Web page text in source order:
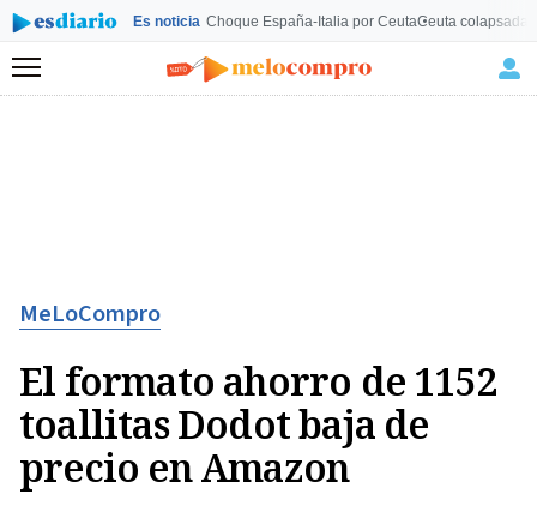
Es noticia Choque España-Italia por CeutaCeuta colapsada
Menú
MeLoCompro
El formato ahorro de 1152
toallitas Dodot baja de
precio en Amazon